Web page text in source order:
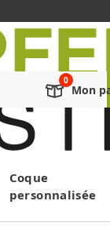
Mon
Coque
personnalisée